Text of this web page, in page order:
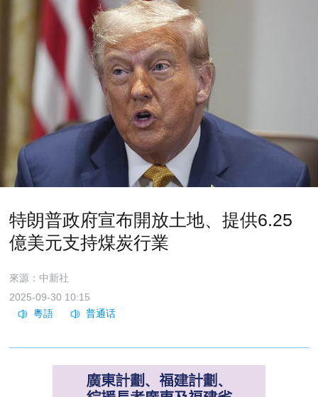
特朗普政府宣布開放土地、提供6.25
億美元支持煤炭行業
來源：中新社
2025-09-30 10:15